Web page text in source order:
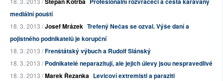
mediální pouští
18. 3. 2013 /Josef Mrázek Trefený Nečas se ozval. Výše daní a
pojistného podnikatelů je korupční
18. 3. 2013 /Frenštátský výbuch a Rudolf Slánský
18. 3. 2013 /Podnikatelé neparazitují, ale jejich úlevy jsou nespravedlivé
18. 3. 2013 /Marek Řezanka Levicoví extremisti a paraziti